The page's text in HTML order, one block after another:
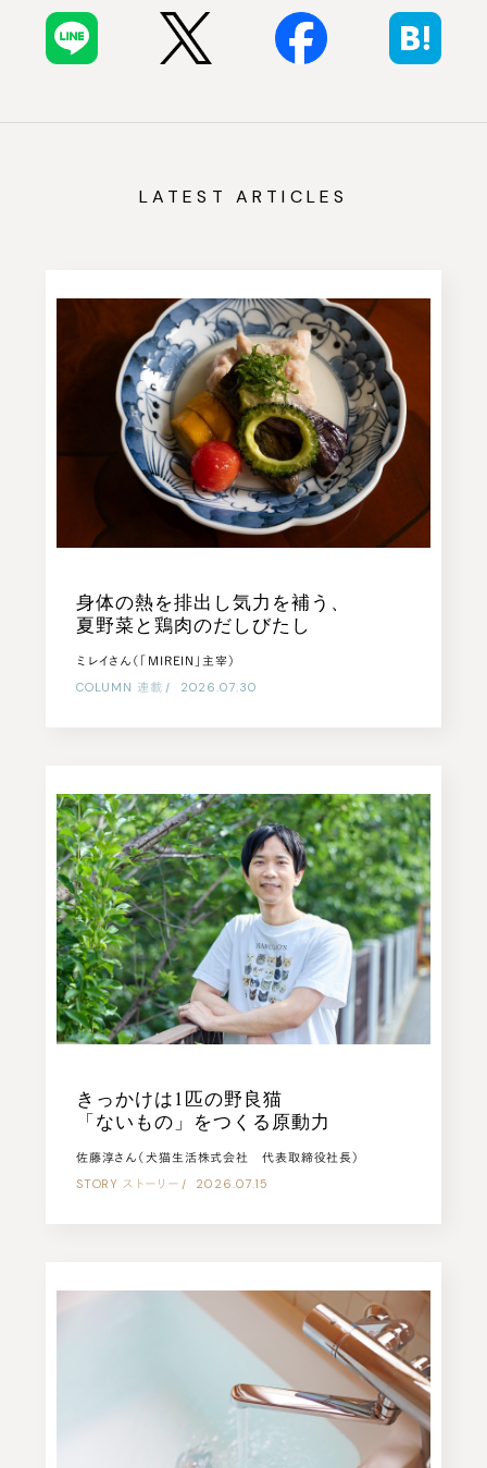
LATEST ARTICLES
COLUMN 連載 | 2026.07.30
身体の熱を排出し気力を補う、
夏野菜と鶏肉のだしびたし
ミレイさん（「MIREIN」主宰）
STORY ストーリー | 2026.07.15
きっかけは1匹の野良猫
「ないもの」をつくる原動力
佐藤淳さん（犬猫生活株式会社 代表取締役社長）